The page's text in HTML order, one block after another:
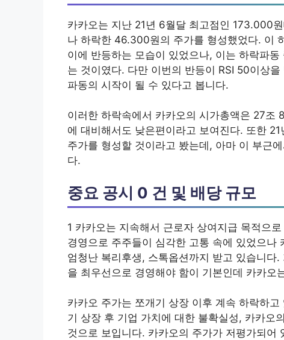
카카오는 지난 21년 6월달 최고점인 173.000
나 하락한 46.300원의 주가를 형성했었다. 이
이에 반등하는 모습이 있었으나, 이는 하락파
는 것이였다. 다만 이번의 반등이 RSI 50이상
파동의 시작이 될 수 있다고 봅니다.
이러한 하락속에서 카카오의 시가총액은 27조
에 대비해서도 낮은편이라고 보여진다. 또한
주가를 형성할 것이라고 봤는데, 아마 이 부근
다.
중요 공시 0 건 및 배당 규모
1 카카오는 지속해서 근로자 상여지급 목적으
경영으로 주주들이 심각한 고통 속에 있었으나
엄청난 복리후생, 스톡옵션까지 받고 있습니다
을 최우선으로 경영해야 함이 기본인데 카카오
카카오 주가는 쪼개기 상장 이후 계속 하락하
기 상장 후 기업 가치에 대한 불확실성, 카카오
것으로 보입니다. 카카오의 주가가 저평가되어